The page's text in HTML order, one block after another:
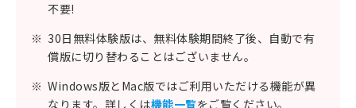
不要!
※ 30日無料体験版は、無料体験期間終了後、自動で有
償版に切り替わることはございません。
※ Windows版とMac版ではご利用いただける機能が異
なります。詳しくは機能一覧をご覧ください。